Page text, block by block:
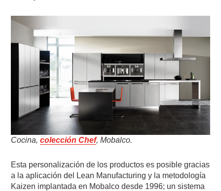
Cocina,colección Chef, Mobalco.
Esta personalización de los productos es posible gracias
a la aplicación del Lean Manufacturing y la metodología
Kaizen implantada en Mobalco desde 1996; un sistema